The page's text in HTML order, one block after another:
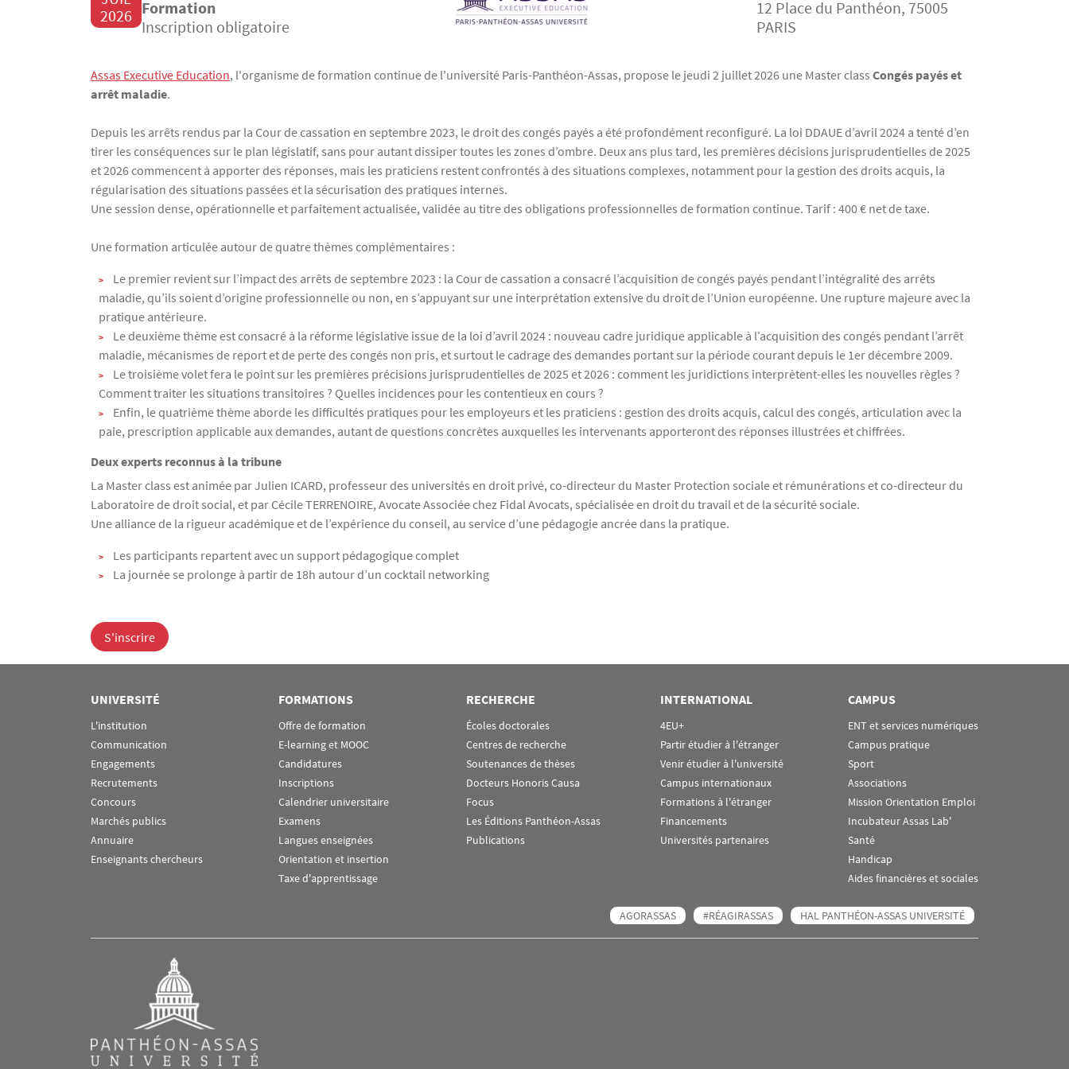
2026 Formation
Inscription obligatoire
12 Place du Panthéon, 75005
PARIS
Texte
Assas Executive Education, l'organisme de formation continue de l'université Paris-Panthéon-Assas, propose le jeudi 2 juillet 2026 une Master class Congés payés et
arrêt maladie.
Depuis les arrêts rendus par la Cour de cassation en septembre 2023, le droit des congés payés a été profondément reconfiguré. La loi DDAUE d’avril 2024 a tenté d’en
tirer les conséquences sur le plan législatif, sans pour autant dissiper toutes les zones d’ombre. Deux ans plus tard, les premières décisions jurisprudentielles de 2025
et 2026 commencent à apporter des réponses, mais les praticiens restent confrontés à des situations complexes, notamment pour la gestion des droits acquis, la
régularisation des situations passées et la sécurisation des pratiques internes.
Une session dense, opérationnelle et parfaitement actualisée, validée au titre des obligations professionnelles de formation continue. Tarif : 400 € net de taxe.
Une formation articulée autour de quatre thèmes complémentaires :
Le premier revient sur l’impact des arrêts de septembre 2023 : la Cour de cassation a consacré l’acquisition de congés payés pendant l’intégralité des arrêts
maladie, qu’ils soient d’origine professionnelle ou non, en s’appuyant sur une interprétation extensive du droit de l’Union européenne. Une rupture majeure avec la
pratique antérieure.
Le deuxième thème est consacré à la réforme législative issue de la loi d’avril 2024 : nouveau cadre juridique applicable à l’acquisition des congés pendant l’arrêt
maladie, mécanismes de report et de perte des congés non pris, et surtout le cadrage des demandes portant sur la période courant depuis le 1er décembre 2009.
Le troisième volet fera le point sur les premières précisions jurisprudentielles de 2025 et 2026 : comment les juridictions interprètent-elles les nouvelles règles ?
Comment traiter les situations transitoires ? Quelles incidences pour les contentieux en cours ?
Enfin, le quatrième thème aborde les difficultés pratiques pour les employeurs et les praticiens : gestion des droits acquis, calcul des congés, articulation avec la
paie, prescription applicable aux demandes, autant de questions concrètes auxquelles les intervenants apporteront des réponses illustrées et chiffrées.
Deux experts reconnus à la tribune
La Master class est animée par Julien ICARD, professeur des universités en droit privé, co-directeur du Master Protection sociale et rémunérations et co-directeur du
Laboratoire de droit social, et par Cécile TERRENOIRE, Avocate Associée chez Fidal Avocats, spécialisée en droit du travail et de la sécurité sociale.
Une alliance de la rigueur académique et de l’expérience du conseil, au service d’une pédagogie ancrée dans la pratique.
Les participants repartent avec un support pédagogique complet
La journée se prolonge à partir de 18h autour d’un cocktail networking
S'inscrire
UNIVERSITÉ
L'institution
Communication
Engagements
Recrutements
Concours
Marchés publics
Annuaire
Enseignants chercheurs
FORMATIONS
Offre de formation
E-learning et MOOC
Candidatures
Inscriptions
Calendrier universitaire
Examens
Langues enseignées
Orientation et insertion
Taxe d'apprentissage
RECHERCHE
Écoles doctorales
Centres de recherche
Soutenances de thèses
Docteurs Honoris Causa
Focus
Les Éditions Panthéon-Assas
Publications
INTERNATIONAL
4EU+
Partir étudier à l'étranger
Venir étudier à l'université
Campus internationaux
Formations à l'étranger
Financements
Universités partenaires
CAMPUS
ENT et services numériques
Campus pratique
Sport
Associations
Mission Orientation Emploi
Incubateur Assas Lab'
Santé
Handicap
Aides financières et sociales
AGORASSAS #RÉAGIRASSAS HAL PANTHÉON-ASSAS UNIVERSITÉ